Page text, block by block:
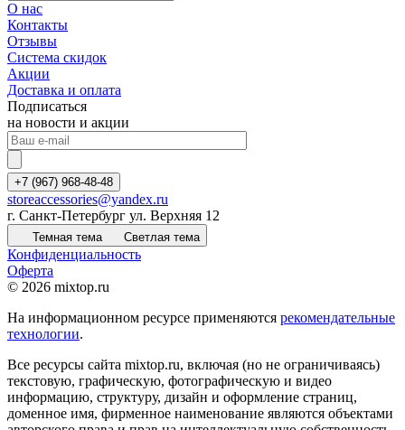
О нас
Контакты
Отзывы
Система скидок
Акции
Доставка и оплата
Подписаться
на новости и акции
+7 (967) 968-48-48
storeaccessories@yandex.ru
г. Санкт-Петербург ул. Верхняя 12
Темная тема Светлая тема
Конфиденциальность
Оферта
© 2026 mixtop.ru
На информационном ресурсе применяются рекомендательные
технологии.
Все ресурсы сайта mixtop.ru, включая (но не ограничиваясь)
текстовую, графическую, фотографическую и видео
информацию, структуру, дизайн и оформление страниц,
доменное имя, фирменное наименование являются объектами